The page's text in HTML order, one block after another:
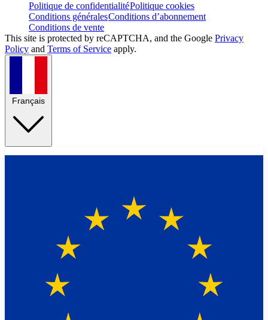
Politique de confidentialitéPolitique cookies
Conditions généralesConditions d’abonnement
Conditions de vente
This site is protected by reCAPTCHA, and the Google Privacy
Policy and Terms of Service apply.
Français